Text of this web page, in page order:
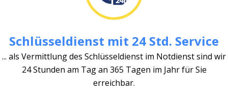
Schlüsseldienst mit 24 Std. Service
... als Vermittlung des Schlüsseldienst im Notdienst sind wir
24 Stunden am Tag an 365 Tagen im Jahr für Sie
erreichbar.